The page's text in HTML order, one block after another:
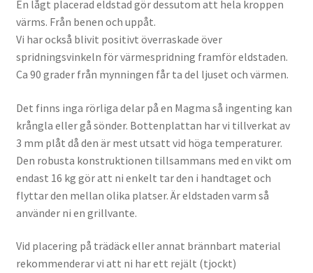
En lågt placerad eldstad gör dessutom att hela kroppen
värms. Från benen och uppåt.
Vi har också blivit positivt överraskade över
spridningsvinkeln för värmespridning framför eldstaden.
Ca 90 grader från mynningen får ta del ljuset och värmen.
Det finns inga rörliga delar på en Magma så ingenting kan
krångla eller gå sönder. Bottenplattan har vi tillverkat av
3 mm plåt då den är mest utsatt vid höga temperaturer.
Den robusta konstruktionen tillsammans med en vikt om
endast 16 kg gör att ni enkelt tar den i handtaget och
flyttar den mellan olika platser. Är eldstaden varm så
använder ni en grillvante.
Vid placering på trädäck eller annat brännbart material
rekommenderar vi att ni har ett rejält (tjockt)